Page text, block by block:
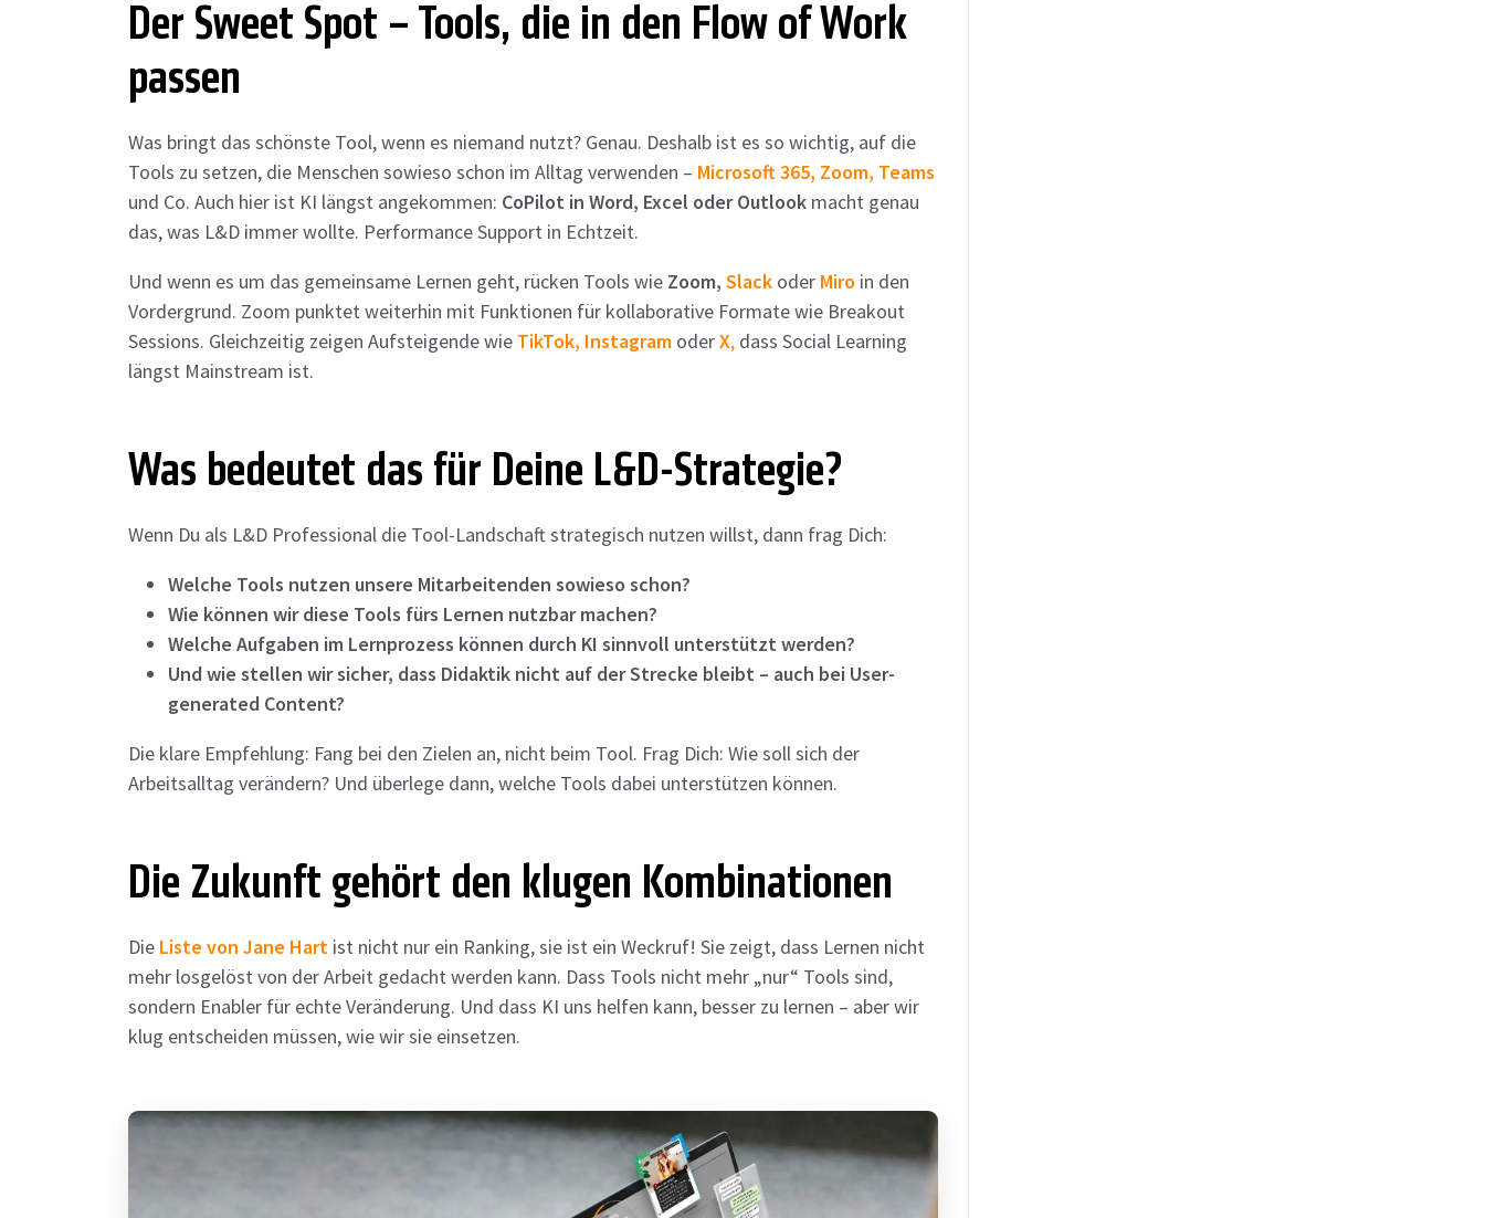
Der Sweet Spot – Tools, die in den Flow of Work
passen
Was bringt das schönste Tool, wenn es niemand nutzt? Genau. Deshalb ist es so wichtig, auf die
Tools zu setzen, die Menschen sowieso schon im Alltag verwenden – Microsoft 365, Zoom, Teams
und Co. Auch hier ist KI längst angekommen: CoPilot in Word, Excel oder Outlookmacht genau
das, was L&D immer wollte. Performance Support in Echtzeit.
Und wenn es um das gemeinsame Lernen geht, rücken Tools wie Zoom, Slack oder Miroin den
Vordergrund. Zoom punktet weiterhin mit Funktionen für kollaborative Formate wie Breakout
Sessions. Gleichzeitig zeigen Aufsteigende wie TikTok, Instagram oderX,dass Social Learning
längst Mainstream ist.
Was bedeutet das für Deine L&D-Strategie?
Wenn Du als L&D Professional die Tool-Landschaft strategisch nutzen willst, dann frag Dich:
Welche Tools nutzen unsere Mitarbeitenden sowieso schon?
Wie können wir diese Tools fürs Lernen nutzbar machen?
Welche Aufgaben im Lernprozess können durch KI sinnvoll unterstützt werden?
Und wie stellen wir sicher, dass Didaktik nicht auf der Strecke bleibt – auch bei User-
generated Content?
Die klare Empfehlung: Fang bei den Zielen an, nicht beim Tool. Frag Dich: Wie soll sich der
Arbeitsalltag verändern? Und überlege dann, welche Tools dabei unterstützen können.
Die Zukunft gehört den klugen Kombinationen
Die Liste von Jane Hartist nicht nur ein Ranking, sie ist ein Weckruf! Sie zeigt, dass Lernen nicht
mehr losgelöst von der Arbeit gedacht werden kann. Dass Tools nicht mehr „nur“ Tools sind,
sondern Enabler für echte Veränderung. Und dass KI uns helfen kann, besser zu lernen – aber wir
klug entscheiden müssen, wie wir sie einsetzen.